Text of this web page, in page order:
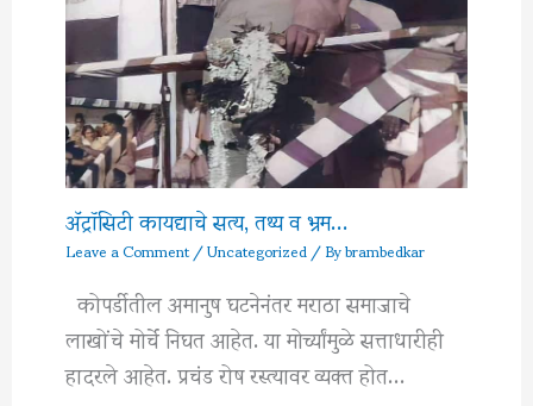
अ‍ॅट्रॉसिटी कायद्याचे सत्य, तथ्य व भ्रम…
Leave a Comment/Uncategorized/ Bybrambedkar
कोपर्डीतील अमानुष घटनेनंतर मराठा समाजाचे
लाखोंचे मोर्चे निघत आहेत. या मोर्च्यांमुळे सत्ताधारीही
हादरले आहेत. प्रचंड रोष रस्त्यावर व्यक्त होत…